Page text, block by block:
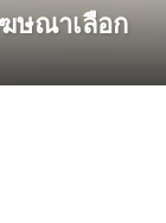
ษณาเลือก